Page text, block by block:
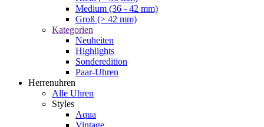
Medium (36 - 42 mm)
Groß (> 42 mm)
Kategorien
Neuheiten
Highlights
Sonderedition
Paar-Uhren
Herrenuhren
Alle Uhren
Styles
Aqua
Vintage